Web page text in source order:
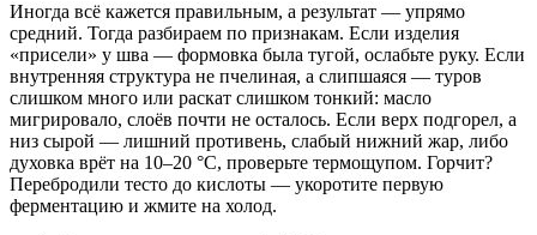
Иногда всё кажется правильным, а результат — упрямо
средний. Тогда разбираем по признакам. Если изделия
«присели» у шва — формовка была тугой, ослабьте руку. Если
внутренняя структура не пчелиная, а слипшаяся — туров
слишком много или раскат слишком тонкий: масло
мигрировало, слоёв почти не осталось. Если верх подгорел, а
низ сырой — лишний противень, слабый нижний жар, либо
духовка врёт на 10–20 °C, проверьте термощупом. Горчит?
Перебродили тесто до кислоты — укоротите первую
ферментацию и жмите на холод.